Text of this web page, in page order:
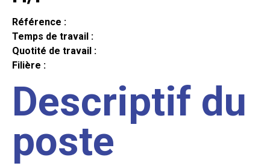
Référence :
Temps de travail :
Quotité de travail :
Filière :
Descriptif du
poste